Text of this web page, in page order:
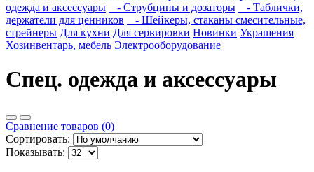
одежда и аксессуары
- Струбцины и дозаторы
- Таблички,
держатели для ценников
- Шейкеры, стаканы смесительные,
стрейнеры Для кухни Для сервировки Новинки Украшения
Хозинвентарь, мебель Электрооборудование
Спец. одежда и аксессуары
Сравнение товаров (0)
Сортировать:
Показывать: